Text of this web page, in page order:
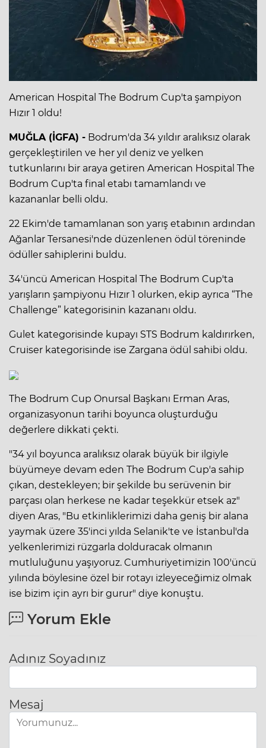
American Hospital The Bodrum Cup'ta şampiyon
Hızır 1 oldu!
MUĞLA (İGFA) - Bodrum'da 34 yıldır aralıksız olarak
gerçekleştirilen ve her yıl deniz ve yelken
tutkunlarını bir araya getiren American Hospital The
Bodrum Cup'ta final etabı tamamlandı ve
kazananlar belli oldu.
22 Ekim'de tamamlanan son yarış etabının ardından
Ağanlar Tersanesi'nde düzenlenen ödül töreninde
ödüller sahiplerini buldu.
34'üncü American Hospital The Bodrum Cup'ta
yarışların şampiyonu Hızır 1 olurken, ekip ayrıca “The
Challenge” kategorisinin kazananı oldu.
Gulet kategorisinde kupayı STS Bodrum kaldırırken,
Cruiser kategorisinde ise Zargana ödül sahibi oldu.
The Bodrum Cup Onursal Başkanı Erman Aras,
organizasyonun tarihi boyunca oluşturduğu
değerlere dikkati çekti.
"34 yıl boyunca aralıksız olarak büyük bir ilgiyle
büyümeye devam eden The Bodrum Cup'a sahip
çıkan, destekleyen; bir şekilde bu serüvenin bir
parçası olan herkese ne kadar teşekkür etsek az"
diyen Aras, "Bu etkinliklerimizi daha geniş bir alana
yaymak üzere 35'inci yılda Selanik'te ve İstanbul'da
yelkenlerimizi rüzgarla dolduracak olmanın
mutluluğunu yaşıyoruz. Cumhuriyetimizin 100'üncü
yılında böylesine özel bir rotayı izleyeceğimiz olmak
ise bizim için ayrı bir gurur" diye konuştu.
Yorum Ekle
Adınız Soyadınız
Mesaj